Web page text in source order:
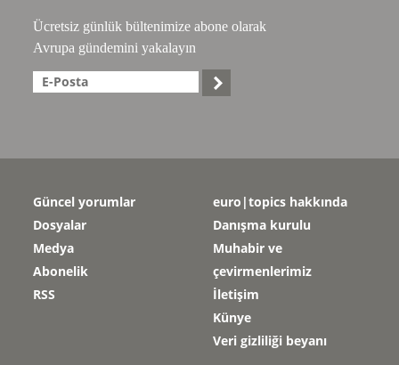
Ücretsiz günlük bültenimize abone olarak
Avrupa gündemini yakalayın

Güncel yorumlar
Dosyalar
Medya
Abonelik
RSS
euro|topics hakkında
Danışma kurulu
Muhabir ve
çevirmenlerimiz
İletişim
Künye
Veri gizliliği beyanı